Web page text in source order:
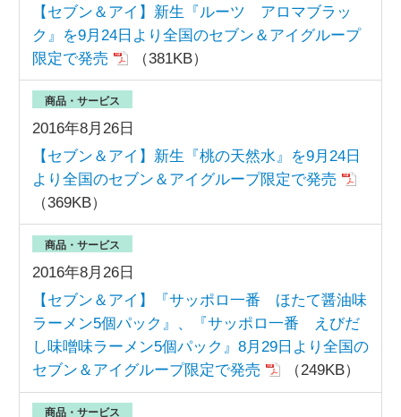
【セブン＆アイ】新生『ルーツ アロマブラッ
ク』を9月24日より全国のセブン＆アイグループ
限定で発売
（381KB）
2016年8月26日
商品・サービス
【セブン＆アイ】新生『桃の天然水』を9月24日
より全国のセブン＆アイグループ限定で発売
（369KB）
2016年8月26日
商品・サービス
【セブン＆アイ】『サッポロ一番 ほたて醤油味
ラーメン5個パック』、『サッポロ一番 えびだ
し味噌味ラーメン5個パック』8月29日より全国の
セブン＆アイグループ限定で発売
（249KB）
商品・サービス